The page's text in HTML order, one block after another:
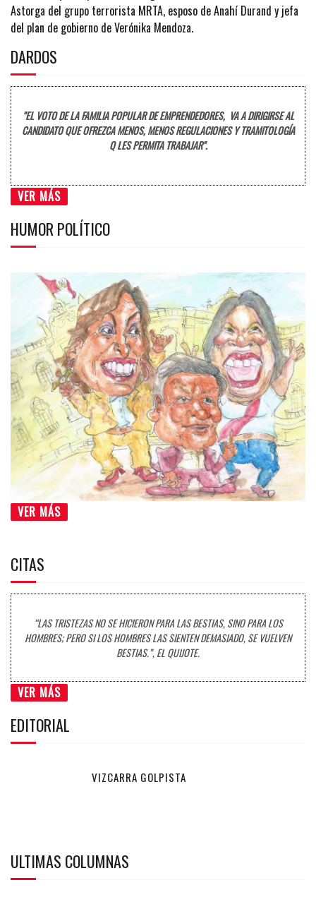
Astorga del grupo terrorista MRTA, esposo de Anahí Durand y jefa
del plan de gobierno de Verónika Mendoza.
DARDOS
"EL VOTO DE LA FAMILIA POPULAR DE EMPRENDEDORES, VA A DIRIGIRSE AL
CANDIDATO QUE OFREZCA MENOS, MENOS REGULACIONES Y TRAMITOLOGÍA
Q LES PERMITA TRABAJAR".
VER MÁS
HUMOR POLÍTICO
VER MÁS
CITAS
“LAS TRISTEZAS NO SE HICIERON PARA LAS BESTIAS, SINO PARA LOS
HOMBRES; PERO SI LOS HOMBRES LAS SIENTEN DEMASIADO, SE VUELVEN
BESTIAS.”, EL QUIJOTE.
VER MÁS
EDITORIAL
VIZCARRA GOLPISTA
ULTIMAS COLUMNAS